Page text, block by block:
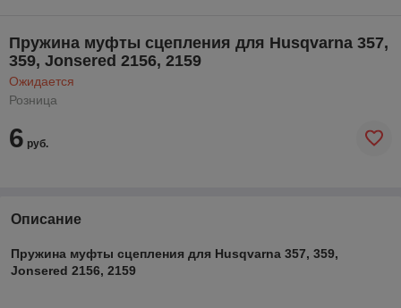
Пружина муфты сцепления для Husqvarna 357,
359, Jonsered 2156, 2159
Ожидается
Розница
6 руб.
Описание
Пружина муфты сцепления для Husqvarna 357, 359,
Jonsered 2156, 2159